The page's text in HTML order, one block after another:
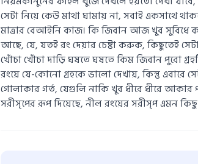
সেটা নিয়ে কেউ মাথা ঘামায় না, সবাই একসাথে
মাত্রার বেআইনি কাজ। কি জিবান আজ খুব সুবিধে
আছে, যে, যতই রং দেয়ার চেষ্টা করুক, কিছুতেই
খোঁচা খোঁচা দাড়ি ঘষতে ঘষতে কিম জিবান পুরো
রংয়ে যে-কোনো গ্রহকে ভালো দেখায়, কিন্তু এবারে
গোলাকার গর্ত, যেগুলি নাকি খুব ধীরে ধীরে আকার
সরীসৃপের রূপ দিয়েছে, নীল রংয়ের সরীসৃপ এমন কিছু